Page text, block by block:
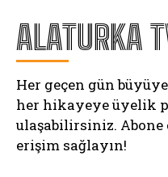
ALATURKA
Her geçen gün
her hikayeye üyelik
ulaşabilirsiniz. Abone
erişim sağlayın!